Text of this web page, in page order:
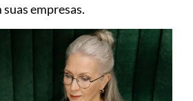
empresas.